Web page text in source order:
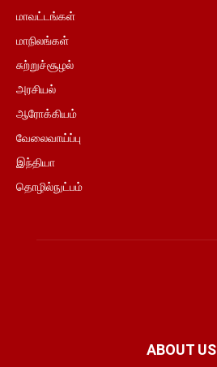
மாவட்டங்கள்
மாநிலங்கள்
சுற்றுச்சூழல்
அரசியல்
ஆரோக்கியம்
வேலைவாய்ப்பு
இந்தியா
தொழில்நுட்பம்
ABOUT US